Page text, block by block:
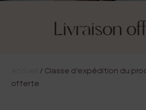
Livraison
/ Classe d’expédition du
offerte